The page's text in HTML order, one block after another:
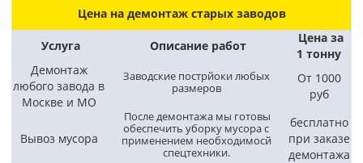
Цена на демонтаж старых заводов
Услуга Описание работ
Цена за
1 тонну
Демонтаж
любого завода в
Москве и МО
Заводские пострйоки любых
размеров
От 1000
руб
Вывоз мусора
После демонтажа мы готовы
обеспечить уборку мусора с
применением необходимосй
спецтехники.
бесплатно
при заказе
демонтажа